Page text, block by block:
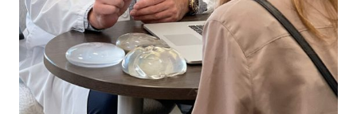
Nous joindre
Blogue